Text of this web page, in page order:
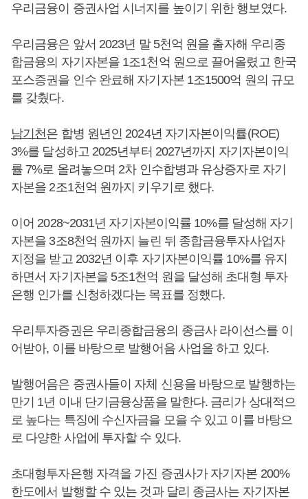
우리금융이 증권사업 시너지를 높이기 위한 행보였다.
우리금융은 앞서 2023년 말 5천억 원을 출자해 우리종
합금융의 자기자본을 1조1천억 원으로 끌어올렸고 한국
포스증권을 인수 완료해 자기자본 1조1500억 원의 규모
를 갖췄다.
남기천은 합병 원년인 2024년 자기자본이익률(ROE)
3%를 달성하고 2025년부터 2027년까지 자기자본이익
률 7%로 올려놓으며 2차 인수합병과 유상증자로 자기
자본을 2조1천억 원까지 키우기로 했다.
이어 2028~2031년 자기자본이익률 10%를 달성해 자기
자본을 3조8천억 원까지 늘린 뒤 종합금융투자사업자
지정을 받고 2032년 이후 자기자본이익률 10%를 유지
하면서 자기자본을 5조1천억 원을 달성해 초대형 투자
은행 인가를 신청하겠다는 목표를 정했다.
우리투자증권은 우리종합금융의 종금사 라이선스를 이
어받아, 이를 바탕으로 발행어음 사업을 하고 있다.
발행어음은 증권사들이 자체 신용을 바탕으로 발행하는
만기 1년 이내 단기금융상품을 말한다. 금리가 상대적으
로 높다는 특징에 수신자금을 모을 수 있고 이를 바탕으
로 다양한 사업에 투자할 수 있다.
초대형투자은행 자격을 가진 증권사가 자기자본 200%
한도에서 발행할 수 있는 것과 달리 종금사는 자기자본